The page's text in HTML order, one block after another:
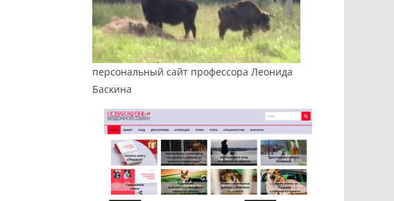
персональный сайт профессора Леонида
Баскина